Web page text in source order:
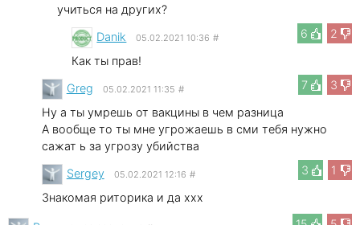
учиться на других?
6
2
Danik 05.02.2021 10:36 #
Как ты прав!
7
3
Greg 05.02.2021 11:35 #
Ну а ты умрешь от вакцины в чем разница
А вообще то ты мне угрожаешь в сми тебя нужно
сажат ь за угрозу убийства
3
1
Sergey 05.02.2021 12:16 #
Знакомая риторика и да xxx